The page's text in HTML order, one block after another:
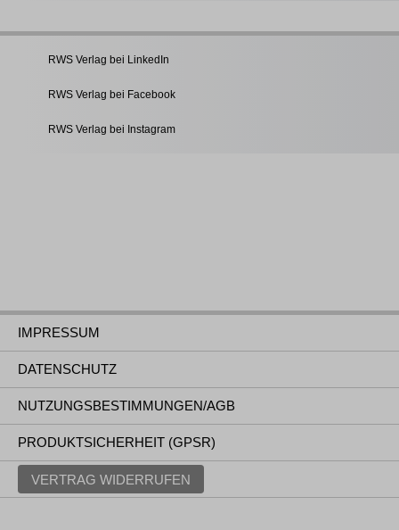
RWS Verlag bei LinkedIn
RWS Verlag bei Facebook
RWS Verlag bei Instagram
IMPRESSUM
DATENSCHUTZ
NUTZUNGSBESTIMMUNGEN/AGB
PRODUKTSICHERHEIT (GPSR)
VERTRAG WIDERRUFEN